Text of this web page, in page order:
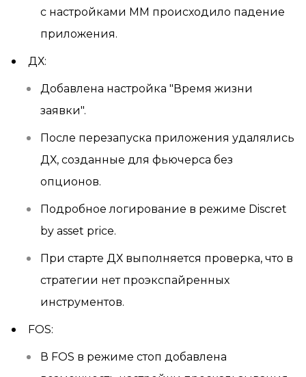
с настройками ММ происходило падение
приложения.
ДХ:
Добавлена настройка "Время жизни
заявки".
После перезапуска приложения удалялись
ДХ, созданные для фьючерса без
опционов.
Подробное логирование в режиме Discret
by asset price.
При старте ДХ выполняется проверка, что в
стратегии нет проэкспайренных
инструментов.
FOS:
В FOS в режиме стоп добавлена